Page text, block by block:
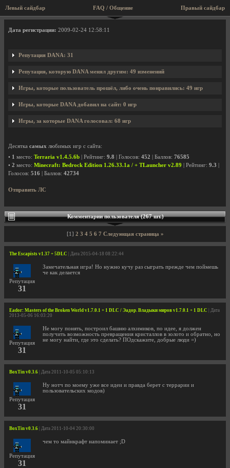
Левый сайдбар Правый сайдбар
FAQ / Общение
Профиль пользователя DANA
Дата регистрации: 2009-02-24 12:58:11
Репутация DANA: 31
Репутация, которую DANA менял другим: 49 изменений
Игры, которые пользователь прошёл, либо очень понравились: 49 игр
Игры, которые DANA добавил на сайт: 0 игр
Игры, за которые DANA голосовал: 68 игр
Десятка самых любимых игр с сайта:
• 1 место: Terraria v1.4.5.6b | Рейтинг: 9.8 | Голосов: 452 | Баллов: 76585
• 2 место: Minecraft: Bedrock Edition 1.26.33.1a / + TLauncher v2.89 | Рейтинг: 9.3
Голосов: 516 | Баллов: 42734
Отправить ЛС
Комментарии пользователя (267 шт.)
[1] 2 3 4 5 6 7 Следующая страница »
The Escapists v1.37 + 5DLC | Дата 2015-04-18 08:22:44
Репутация
31
Замечательная игра! Но нужно кучу раз сыграть прежде чем поймешь
че как делается
Eador: Masters of the Broken World v1.7.0.1 + 1 DLC / Эадор. Владыки миров v1.7.0.1 + 1 DLC | Дата
2013-05-06 16:03:20
Репутация
31
Не могу понять, построил башню алхимиков, по идее, я должен
получить возможность превращения кристаллов в золото и обратно, но
не могу найти, где это сделать? ПОдскажите, добрые люди =)
BoxTin v0.3.6 | Дата 2011-10-05 05:10:13
Репутация
31
Ну нотч по моему уже все идеи и правда берет с террарии и
пользовательских модов)
BoxTin v0.3.6 | Дата 2011-10-04 20:30:00
Репутация
31
чем то майнкрафт напоминает ;D